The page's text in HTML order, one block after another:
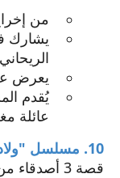
من
يشارك
يعرض
يُقدم
عائلة
10. مسلسل "ولاد العم":
قصة 3 أصدقاء من الطبقة الشعبية.